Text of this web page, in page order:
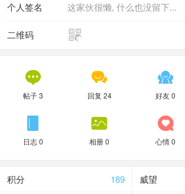
这家伙很懒, 什么也没留下...
个人签名

二维码

帖子 3

回复 24

好友 0

日志 0

相册 0

心情 0
189
积分 威望